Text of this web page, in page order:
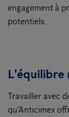
engagement à
potentiels.
L'équilibre
Travailler avec
qu'Anticimex